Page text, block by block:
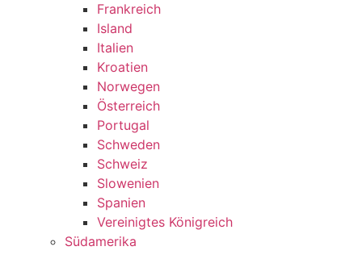
Frankreich
Island
Italien
Kroatien
Norwegen
Österreich
Portugal
Schweden
Schweiz
Slowenien
Spanien
Vereinigtes Königreich
Südamerika